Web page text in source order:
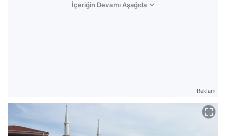
İçeriğin Devamı Aşağıda
Reklam